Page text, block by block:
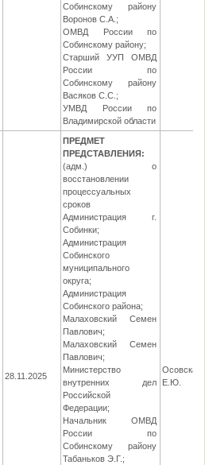
Собинскому району
Воронов С.А.;
ОМВД России по
Собинскому району;
Старший УУП ОМВД
России по
Собинскому району
Васяков С.С.;
УМВД России по
Владимирской области
28.11.2025
ПРЕДМЕТ
ПРЕДСТАВЛЕНИЯ:
(адм.) о
восстановлении
процессуальных
сроков
Администрация г.
Собинки;
Администрация
Собинского
муниципального
округа;
Администрация
Собинского района;
Малаховский Семен
Павлович;
Малаховский Семен
Павлович;
Министерство
внутренних дел
Российской
Федерации;
Начальник ОМВД
России по
Собинскому району
Табаньков Э.Г.;
Осовская
Е.Ю.